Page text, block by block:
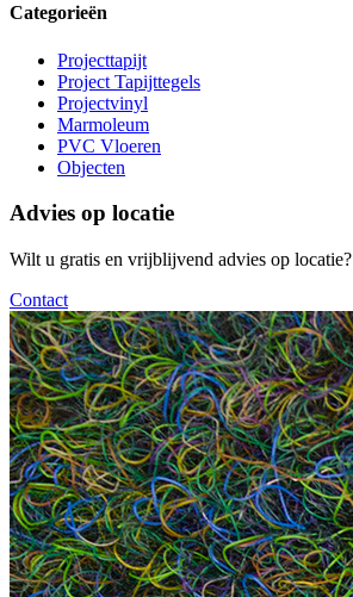
Categorieën
Projecttapijt
Project Tapijttegels
Projectvinyl
Marmoleum
PVC Vloeren
Objecten
Advies op locatie
Wilt u gratis en vrijblijvend advies op locatie?
Contact